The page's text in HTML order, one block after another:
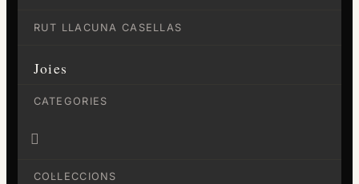
RUT LLACUNA CASELLAS
Joies
CATEGORIES

COL·LECCIONS